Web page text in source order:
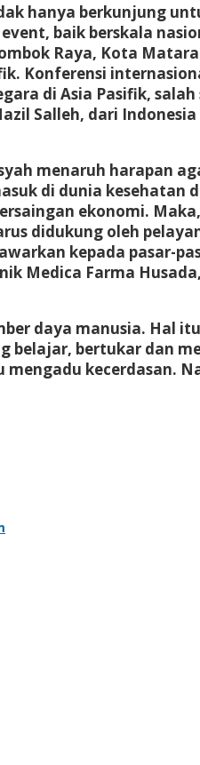
hanya berkunjung
baik berskala
Raya, Kota
Konferensi
di Asia Pasifik,
Salleh, dari
menaruh harapan
di dunia kesehatan
ekonomi.
didukung oleh
kepada pasar-
Medica Farma
daya manusia. Hal
belajar, bertukar dan
kecerdasan.